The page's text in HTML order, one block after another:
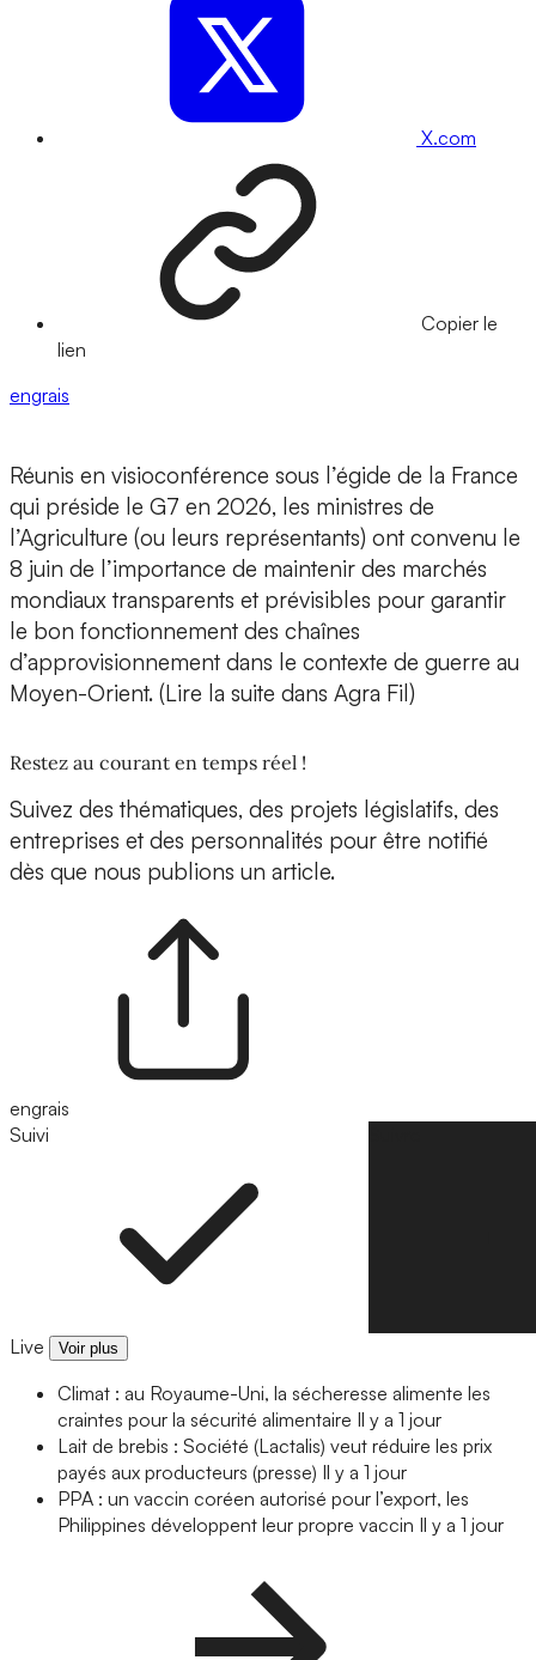
X.com
Copier le
lien
engrais
Réunis en visioconférence sous l’égide de la France
qui préside le G7 en 2026, les ministres de
l’Agriculture (ou leurs représentants) ont convenu le
8 juin de l’importance de maintenir des marchés
mondiaux transparents et prévisibles pour garantir
le bon fonctionnement des chaînes
d’approvisionnement dans le contexte de guerre au
Moyen-Orient. (Lire la suite dans Agra Fil)
Restez au courant en temps réel !
Suivez des thématiques, des projets législatifs, des
entreprises et des personnalités pour être notifié
dès que nous publions un article.
engrais
Suivi
Live Voir plus
Climat : au Royaume-Uni, la sécheresse alimente les
craintes pour la sécurité alimentaire Il y a 1 jour
Lait de brebis : Société (Lactalis) veut réduire les prix
payés aux producteurs (presse) Il y a 1 jour
PPA : un vaccin coréen autorisé pour l’export, les
Philippines développent leur propre vaccin Il y a 1 jour